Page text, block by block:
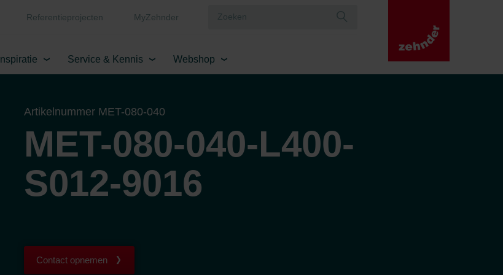
Referentieprojecten MyZehnder
Inspiratie Service & Kennis Webshop
Artikelnummer MET-080-040
MET-080-040-L400-
S012-9016
Contact opnemen